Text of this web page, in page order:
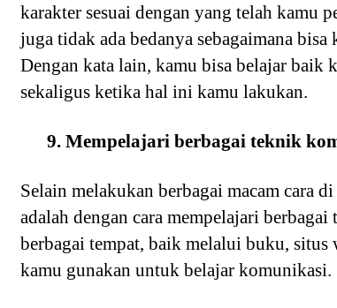
karakter sesuai dengan yang telah kamu
juga tidak ada bedanya sebagaimana bisa
Dengan kata lain, kamu bisa belajar
sekaligus ketika hal ini kamu lakukan.
9. Mempelajari berbagai teknik
Selain melakukan berbagai macam cara
adalah dengan cara mempelajari
berbagai tempat, baik melalui buku, situs
kamu gunakan untuk belajar komunikasi.